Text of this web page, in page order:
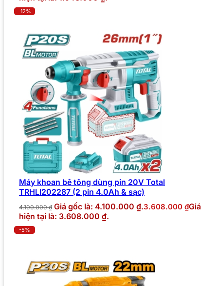
-12%
Máy khoan bê tông dùng pin 20V Total
TRHLI202287 (2 pin 4.0Ah & sạc)
4.100.000₫ Giá gốc là: 4.100.000 ₫.3.608.000 ₫Giá
hiện tại là: 3.608.000 ₫.
-5%